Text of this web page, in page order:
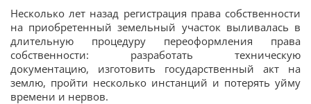
Несколько лет назад регистрация права собственности
на приобретенный земельный участок выливалась в
длительную процедуру переоформления права
собственности: разработать техническую
документацию, изготовить государственный акт на
землю, пройти несколько инстанций и потерять уйму
времени и нервов.